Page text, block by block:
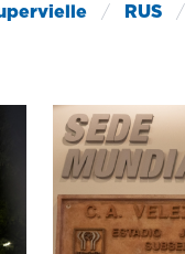
/ RUS /